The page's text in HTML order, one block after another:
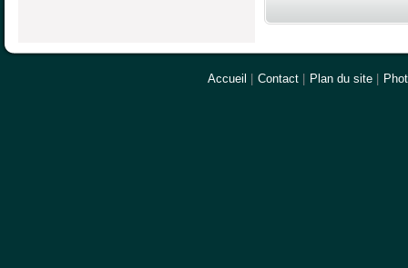
Accueil Contact Plan du site